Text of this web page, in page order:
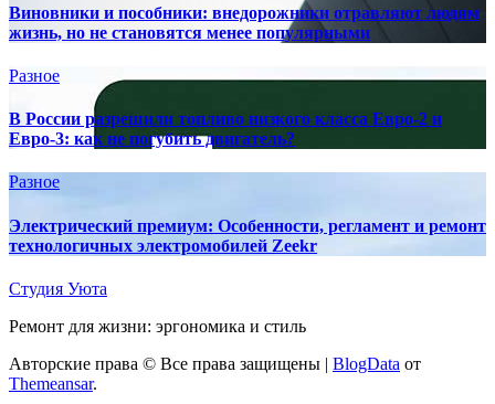
Виновники и пособники: внедорожники отравляют людям
жизнь, но не становятся менее популярными
Разное
В России разрешили топливо низкого класса Евро-2 и
Евро-3: как не погубить двигатель?
Разное
Электрический премиум: Особенности, регламент и ремонт
технологичных электромобилей Zeekr
Студия Уюта
Ремонт для жизни: эргономика и стиль
Авторские права © Все права защищены | BlogData от
Themeansar.